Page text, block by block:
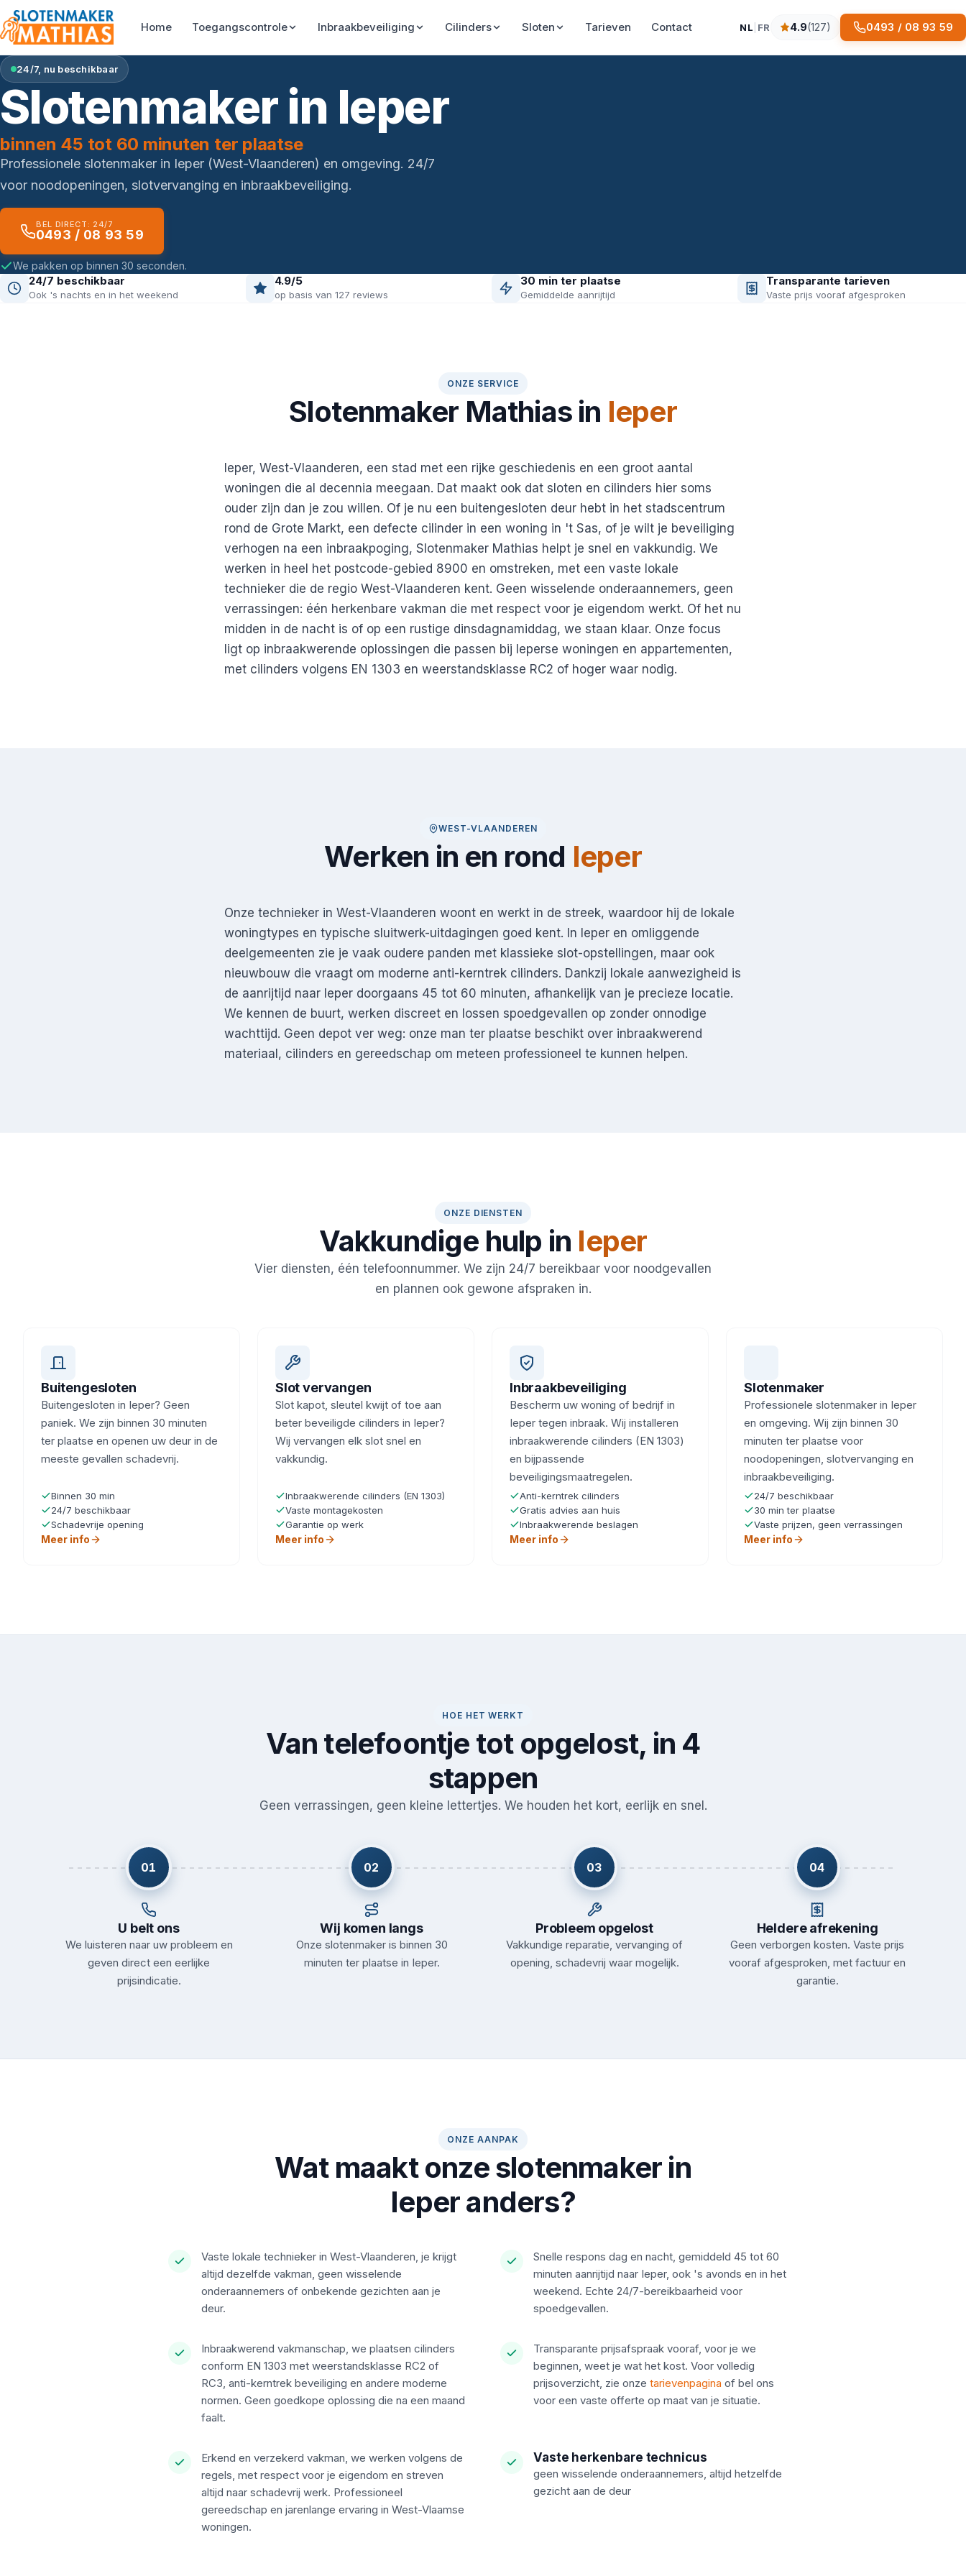
Home Toegangscontrole Inbraakbeveiliging Cilinders Sloten Tarieven Contact NL FR
4.9 sterren op basis van 127 reviews
4.9(127) 0493 / 08 93 59
24/7, nu beschikbaar
Slotenmaker in Ieper
binnen 45 tot 60 minuten ter plaatse
Professionele slotenmaker in Ieper (West-Vlaanderen) en omgeving. 24/7
voor noodopeningen, slotvervanging en inbraakbeveiliging.
BEL DIRECT: 24/7
0493 / 08 93 59
We pakken op binnen 30 seconden.
24/7 beschikbaar
Ook 's nachts en in het weekend
4.9/5
op basis van 127 reviews
30 min ter plaatse
Gemiddelde aanrijtijd
Transparante tarieven
Vaste prijs vooraf afgesproken
ONZE SERVICE
Slotenmaker Mathias in Ieper
Ieper, West-Vlaanderen, een stad met een rijke geschiedenis en een groot aantal
woningen die al decennia meegaan. Dat maakt ook dat sloten en cilinders hier soms
ouder zijn dan je zou willen. Of je nu een buitengesloten deur hebt in het stadscentrum
rond de Grote Markt, een defecte cilinder in een woning in 't Sas, of je wilt je beveiliging
verhogen na een inbraakpoging, Slotenmaker Mathias helpt je snel en vakkundig. We
werken in heel het postcode-gebied 8900 en omstreken, met een vaste lokale
technieker die de regio West-Vlaanderen kent. Geen wisselende onderaannemers, geen
verrassingen: één herkenbare vakman die met respect voor je eigendom werkt. Of het nu
midden in de nacht is of op een rustige dinsdagnamiddag, we staan klaar. Onze focus
ligt op inbraakwerende oplossingen die passen bij Ieperse woningen en appartementen,
met cilinders volgens EN 1303 en weerstandsklasse RC2 of hoger waar nodig.
WEST-VLAANDEREN
Werken in en rond Ieper
Onze technieker in West-Vlaanderen woont en werkt in de streek, waardoor hij de lokale
woningtypes en typische sluitwerk-uitdagingen goed kent. In Ieper en omliggende
deelgemeenten zie je vaak oudere panden met klassieke slot-opstellingen, maar ook
nieuwbouw die vraagt om moderne anti-kerntrek cilinders. Dankzij lokale aanwezigheid is
de aanrijtijd naar Ieper doorgaans 45 tot 60 minuten, afhankelijk van je precieze locatie.
We kennen de buurt, werken discreet en lossen spoedgevallen op zonder onnodige
wachttijd. Geen depot ver weg: onze man ter plaatse beschikt over inbraakwerend
materiaal, cilinders en gereedschap om meteen professioneel te kunnen helpen.
ONZE DIENSTEN
Vakkundige hulp in Ieper
Vier diensten, één telefoonnummer. We zijn 24/7 bereikbaar voor noodgevallen
en plannen ook gewone afspraken in.
Buitengesloten
Buitengesloten in Ieper? Geen
paniek. We zijn binnen 30 minuten
ter plaatse en openen uw deur in de
meeste gevallen schadevrij.
Binnen 30 min
24/7 beschikbaar
Schadevrije opening
Meer info
Slot vervangen
Slot kapot, sleutel kwijt of toe aan
beter beveiligde cilinders in Ieper?
Wij vervangen elk slot snel en
vakkundig.
Inbraakwerende cilinders (EN 1303)
Vaste montagekosten
Garantie op werk
Meer info
Inbraakbeveiliging
Bescherm uw woning of bedrijf in
Ieper tegen inbraak. Wij installeren
inbraakwerende cilinders (EN 1303)
en bijpassende
beveiligingsmaatregelen.
Anti-kerntrek cilinders
Gratis advies aan huis
Inbraakwerende beslagen
Meer info
Slotenmaker
Professionele slotenmaker in Ieper
en omgeving. Wij zijn binnen 30
minuten ter plaatse voor
noodopeningen, slotvervanging en
inbraakbeveiliging.
24/7 beschikbaar
30 min ter plaatse
Vaste prijzen, geen verrassingen
Meer info
HOE HET WERKT
Van telefoontje tot opgelost, in 4
stappen
Geen verrassingen, geen kleine lettertjes. We houden het kort, eerlijk en snel.
01
U belt ons
We luisteren naar uw probleem en
geven direct een eerlijke
prijsindicatie.
02
Wij komen langs
Onze slotenmaker is binnen 30
minuten ter plaatse in Ieper.
03
Probleem opgelost
Vakkundige reparatie, vervanging of
opening, schadevrij waar mogelijk.
04
Heldere afrekening
Geen verborgen kosten. Vaste prijs
vooraf afgesproken, met factuur en
garantie.
ONZE AANPAK
Wat maakt onze slotenmaker in
Ieper anders?
Vaste lokale technieker in West-Vlaanderen, je krijgt
altijd dezelfde vakman, geen wisselende
onderaannemers of onbekende gezichten aan je
deur.
Snelle respons dag en nacht, gemiddeld 45 tot 60
minuten aanrijtijd naar Ieper, ook 's avonds en in het
weekend. Echte 24/7-bereikbaarheid voor
spoedgevallen.
Inbraakwerend vakmanschap, we plaatsen cilinders
conform EN 1303 met weerstandsklasse RC2 of
RC3, anti-kerntrek beveiliging en andere moderne
normen. Geen goedkope oplossing die na een maand
faalt.
Transparante prijsafspraak vooraf, voor je we
beginnen, weet je wat het kost. Voor volledig
prijsoverzicht, zie onze tarievenpagina of bel ons
voor een vaste offerte op maat van je situatie.
Erkend en verzekerd vakman, we werken volgens de
regels, met respect voor je eigendom en streven
altijd naar schadevrij werk. Professioneel
gereedschap en jarenlange ervaring in West-Vlaamse
woningen.
Vaste herkenbare technicus
geen wisselende onderaannemers, altijd hetzelfde
gezicht aan de deur